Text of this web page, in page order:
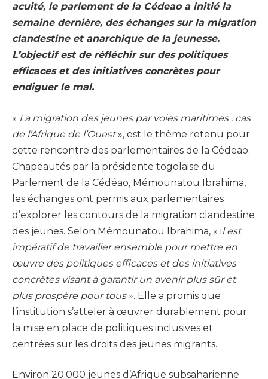
acuité, le parlement de la Cédeao a initié la
semaine dernière, des échanges sur la migration
clandestine et anarchique de la jeunesse.
L’objectif est de réfléchir sur des politiques
efficaces et des initiatives concrètes pour
endiguer le mal.
« La migration des jeunes par voies maritimes : cas
de l’Afrique de l’Ouest», est le thème retenu pour
cette rencontre des parlementaires de la Cédeao.
Chapeautés par la présidente togolaise du
Parlement de la Cédéao, Mémounatou Ibrahima,
les échanges ont permis aux parlementaires
d’explorer les contours de la migration clandestine
des jeunes. Selon Mémounatou Ibrahima, « il est
impératif de travailler ensemble pour mettre en
œuvre des politiques efficaces et des initiatives
concrètes visant à garantir un avenir plus sûr et
plus prospère pour tous». Elle a promis que
l’institution s’atteler à œuvrer durablement pour
la mise en place de politiques inclusives et
centrées sur les droits des jeunes migrants.
Environ 20.000 jeunes d’Afrique subsaharienne